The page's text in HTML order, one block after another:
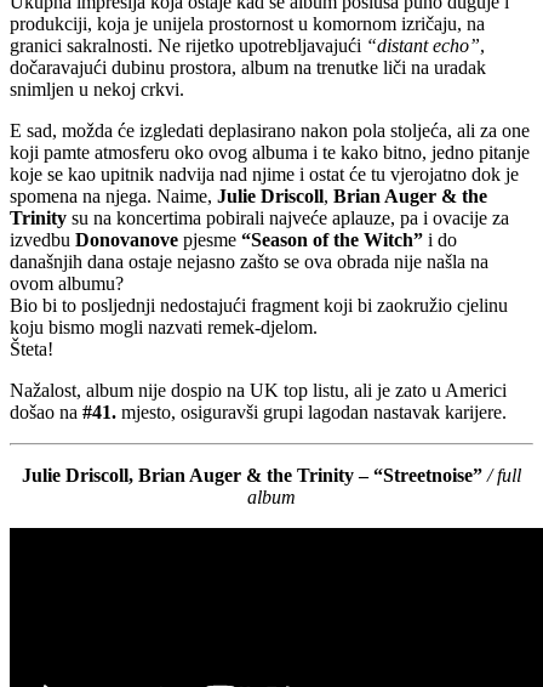
produkciji, koja je unijela prostornost u komornom izričaju, na
granici sakralnosti. Ne rijetko upotrebljavajući “distant echo”,
dočaravajući dubinu prostora, album na trenutke liči na uradak
snimljen u nekoj crkvi.
E sad, možda će izgledati deplasirano nakon pola stoljeća, ali za one
koji pamte atmosferu oko ovog albuma i te kako bitno, jedno pitanje
koje se kao upitnik nadvija nad njime i ostat će tu vjerojatno dok je
spomena na njega. Naime, Julie Driscoll, Brian Auger & the
Trinity su na koncertima pobirali najveće aplauze, pa i ovacije za
izvedbu Donovanove pjesme “Season of the Witch” i do
današnjih dana ostaje nejasno zašto se ova obrada nije našla na
ovom albumu?
Bio bi to posljednji nedostajući fragment koji bi zaokružio cjelinu
koju bismo mogli nazvati remek-djelom.
Šteta!
Nažalost, album nije dospio na UK top listu, ali je zato u Americi
došao na #41. mjesto, osiguravši grupi lagodan nastavak karijere.
Julie Driscoll, Brian Auger & the Trinity – “Streetnoise” / full
album